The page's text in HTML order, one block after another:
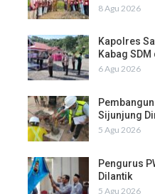
8 Agu 2026
Kapolres
Kabag
6 Agu 2026
Sijunjung
5 Agu 2026
Pengurus
Dilantik
5 Agu 2026